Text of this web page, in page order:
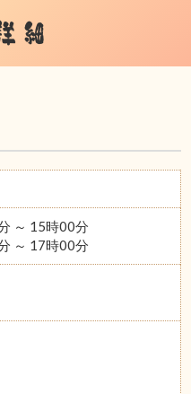
細
～ 15時00分
～ 17時00分